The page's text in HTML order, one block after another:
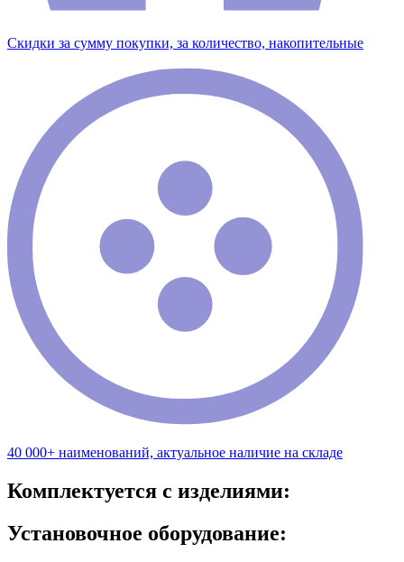
Скидки за сумму покупки, за количество, накопительные
40 000+ наименований, актуальное наличие на складе
Комплектуется с изделиями:
Установочное оборудование: